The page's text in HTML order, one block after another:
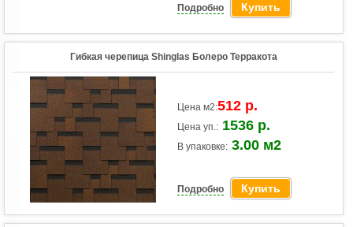
Подробно Купить
Гибкая черепица Shinglas Болеро Терракота
Цена м2:512 р.
Цена уп.: 1536 р.
В упаковке: 3.00 м2
Подробно Купить